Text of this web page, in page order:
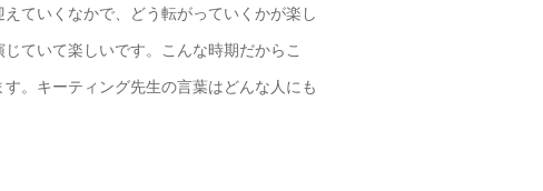
ていくなかで、どう転がっていくかが楽し
ていて楽しいです。こんな時期だからこ
。キーティング先生の言葉はどんな人にも